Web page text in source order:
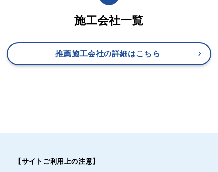
施工会社一覧
推薦施工会社の詳細はこちら
【サイトご利用上の注意】